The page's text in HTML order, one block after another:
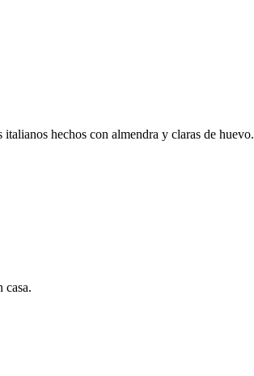
hechos con almendra y claras de huevo.
casa.